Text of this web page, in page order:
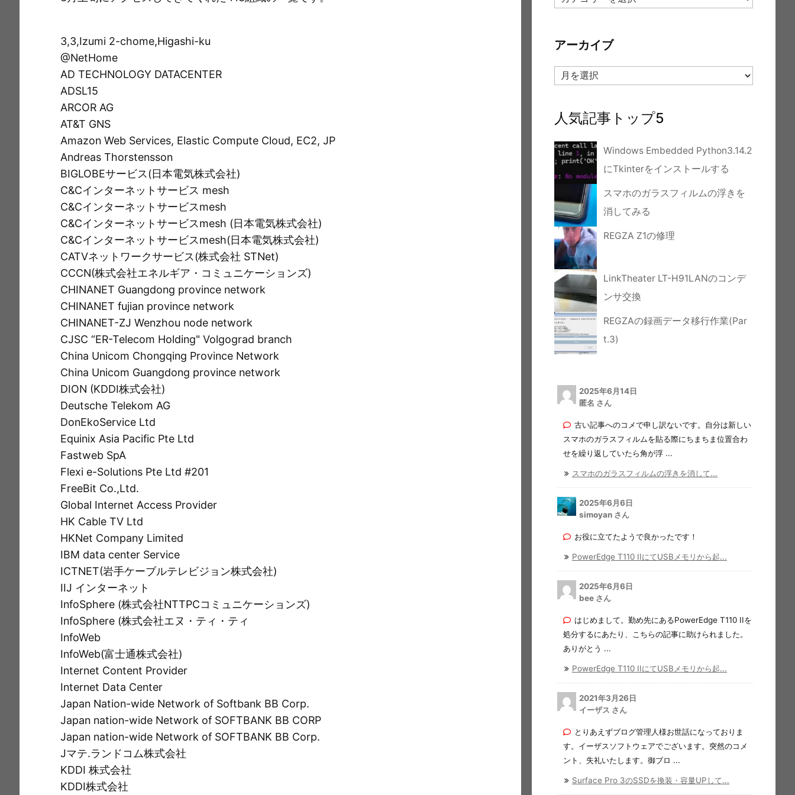
e
c
b
o
i
ai t
p
3,3,Izumi 2-chome,Higashi-ku
@NetHome
AD TECHNOLOGY DATACENTER
ADSL15
ARCOR AG
AT&T GNS
Amazon Web Services, Elastic Compute Cloud, EC2, JP
Andreas Thorstensson
BIGLOBEサービス(日本電気株式会社)
C&Cインターネットサービス mesh
C&Cインターネットサービスmesh
C&Cインターネットサービスmesh (日本電気株式会社)
C&Cインターネットサービスmesh(日本電気株式会社)
CATVネットワークサービス(株式会社 STNet)
CCCN(株式会社エネルギア・コミュニケーションズ)
CHINANET Guangdong province network
CHINANET fujian province network
CHINANET-ZJ Wenzhou node network
CJSC “ER-Telecom Holding" Volgograd branch
China Unicom Chongqing Province Network
China Unicom Guangdong province network
DION (KDDI株式会社)
Deutsche Telekom AG
DonEkoService Ltd
Equinix Asia Pacific Pte Ltd
Fastweb SpA
Flexi e-Solutions Pte Ltd #201
FreeBit Co.,Ltd.
Global Internet Access Provider
HK Cable TV Ltd
HKNet Company Limited
IBM data center Service
ICTNET(岩手ケーブルテレビジョン株式会社)
IIJ インターネット
InfoSphere (株式会社NTTPCコミュニケーションズ)
InfoSphere (株式会社エヌ・ティ・ティ
InfoWeb
InfoWeb(富士通株式会社)
Internet Content Provider
Internet Data Center
Japan Nation-wide Network of Softbank BB Corp.
Japan nation-wide Network of SOFTBANK BB CORP
Japan nation-wide Network of SOFTBANK BB Corp.
Jマテ.ランドコム株式会社
KDDI 株式会社
KDDI株式会社
テ
ー
アーカイブ
ア
ー
イ
ブ
人気記事トップ5
Windows Embedded Python3.14.2
にTkinterをインストールする
スマホのガラスフィルムの浮きを
消してみる
REGZA Z1の修理
LinkTheater LT-H91LANのコンデ
ンサ交換
REGZAの録画データ移行作業(Par
t.3)
2025年6月14日
匿名 さん
古い記事へのコメで申し訳ないです。自分は新しい
スマホのガラスフィルムを貼る際にちまちま位置合わ
せを繰り返していたら角が浮 ...
スマホのガラスフィルムの浮きを消して...
2025年6月6日
simoyan さん
お役に立てたようで良かったです！
PowerEdge T110 IIにてUSBメモリから起...
2025年6月6日
bee さん
はじめまして。勤め先にあるPowerEdge T110 IIを
処分するにあたり、こちらの記事に助けられました。
ありがとう ...
PowerEdge T110 IIにてUSBメモリから起...
2021年3月26日
イーザス さん
とりあえずブログ管理人様お世話になっておりま
す。イーザスソフトウェアでございます。突然のコメ
ント、失礼いたします。御ブロ ...
Surface Pro 3のSSDを換装・容量UPして...